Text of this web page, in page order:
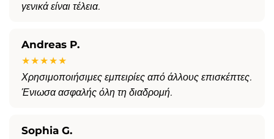
γενικά είναι τέλεια.
Andreas P.
★★★★★
Χρησιμοποιήσιμες εμπειρίες από άλλους επισκέπτες.
Ένιωσα ασφαλής όλη τη διαδρομή.
Sophia G.